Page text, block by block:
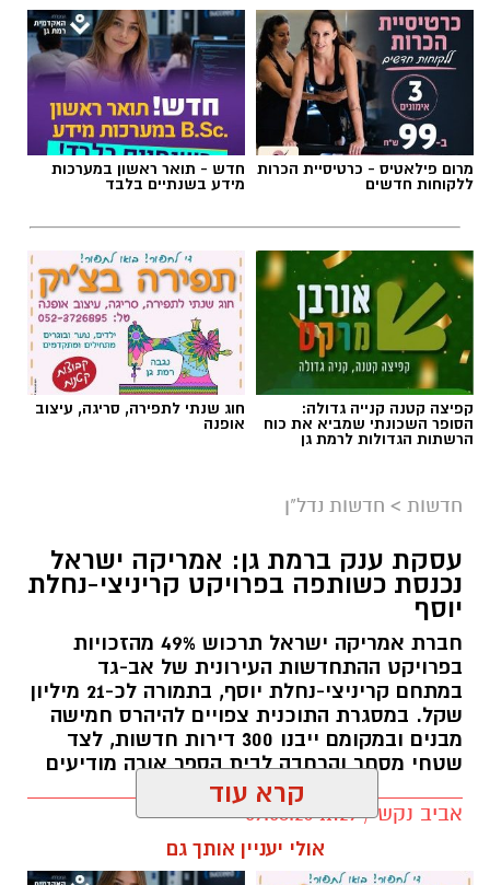
תגים:איציק בונצל, יואב סגלוביץ'
הסערה הפוליטית סביב עתידו של יואב סגלוביץ'
ממשיכה לעורר תגובות חריפות. איציק בונצל, אביו
של סמ"ר עמית בונצל ז"ל שנפל בקרבות ברצועת
עזה, פרסם סרטון שבו תקף בחריפות את סגלוביץ'
על רקע הדיווחים בדבר אפשרות להצטרפותו
לרשימת רע"ם.
סגלוביץ', שכיהן כחבר כנסת מטעם יש עתיד
ובתפקיד סגן השר לביטחון הפנים, הודיע בסוף
מהכנסת. ההודעה הגיעה לאחר פרסומים שלפיהם
מרום פילאטיס - כרטיסיית הכרות
ללקוחות חדשים
חדש - תואר ראשון במערכות
מידע בשנתיים בלבד
קפיצה קטנה קנייה גדולה:
הסופר השכונתי שמביא את כוח
הרשתות הגדולות לרמת גן
חוג שנתי לתפירה, סריגה, עיצוב
אופנה
חדשות > חדשות נדל"ן
עסקת ענק ברמת גן: אמריקה ישראל
נכנסת כשותפה בפרויקט קריניצי-נחלת
יוסף
חברת אמריקה ישראל תרכוש 49% מהזכויות
בפרויקט ההתחדשות העירונית של אב-גד
במתחם קריניצי-נחלת יוסף, בתמורה לכ-21 מיליון
שקל. במסגרת התוכנית צפויים להיהרס חמישה
מבנים ובמקומם ייבנו 300 דירות חדשות, לצד
שטחי מסחר והרחבה לבית הספר אורה מודיעים
אביב נקש / 11:29 09.08.26
קרא עוד
אולי יעניין אותך גם